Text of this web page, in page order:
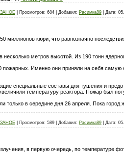
Просмотров: 684 Добавил: Расимка89 Дата:
миллионов кюри, что равнозначно
несколько метров высотой. Из 190 тонн
Именно они приняли на себя
специальные составы для тушения и
температуру реактора. Пожар был
только в середине дня 26 апреля. Пока
Просмотров: 589 Добавил: Расимка89 Дата:
в первую очередь, по температуре